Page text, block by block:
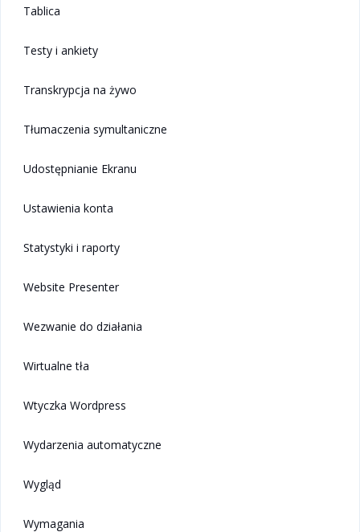
Tablica
Testy i ankiety
Transkrypcja na żywo
Tłumaczenia symultaniczne
Udostępnianie Ekranu
Ustawienia konta
Statystyki i raporty
Website Presenter
Wezwanie do działania
Wirtualne tła
Wtyczka Wordpress
Wydarzenia automatyczne
Wygląd
Wymagania